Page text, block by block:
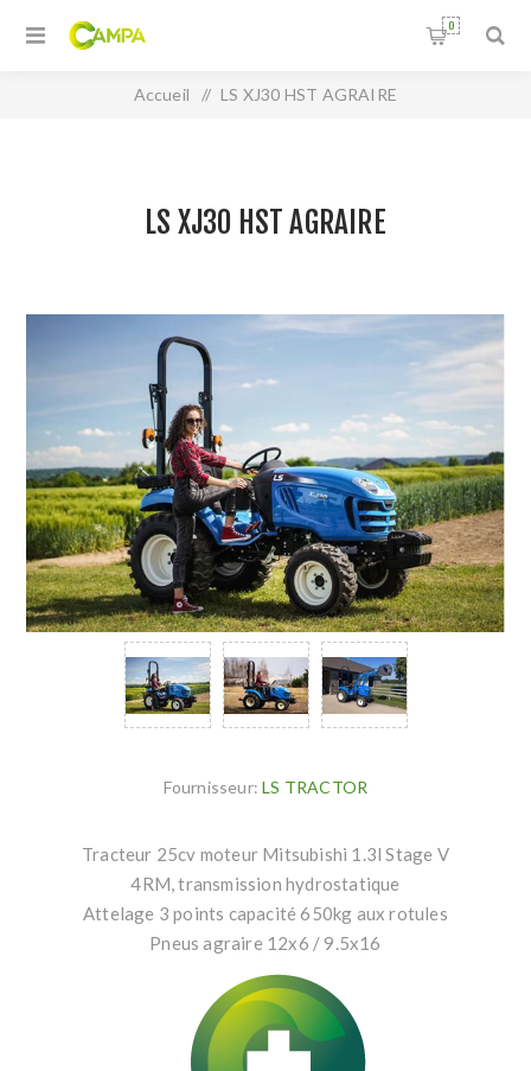
0
Accueil / LS XJ30 HST AGRAIRE
LS XJ30 HST AGRAIRE
Fournisseur: LS TRACTOR
Tracteur 25cv moteur Mitsubishi 1.3l Stage V
4RM, transmission hydrostatique
Attelage 3 points capacité 650kg aux rotules
Pneus agraire 12x6 / 9.5x16